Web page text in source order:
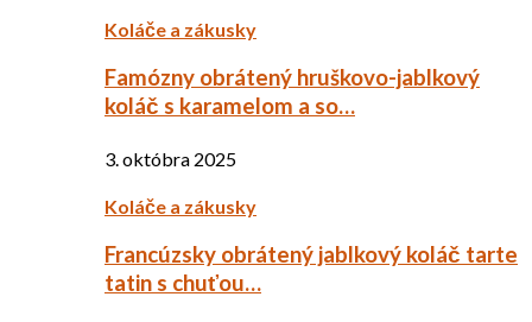
Koláče a zákusky
Famózny obrátený hruškovo-jablkový
koláč s karamelom a so…
3. októbra 2025
Koláče a zákusky
Francúzsky obrátený jablkový koláč tarte
tatin s chuťou…